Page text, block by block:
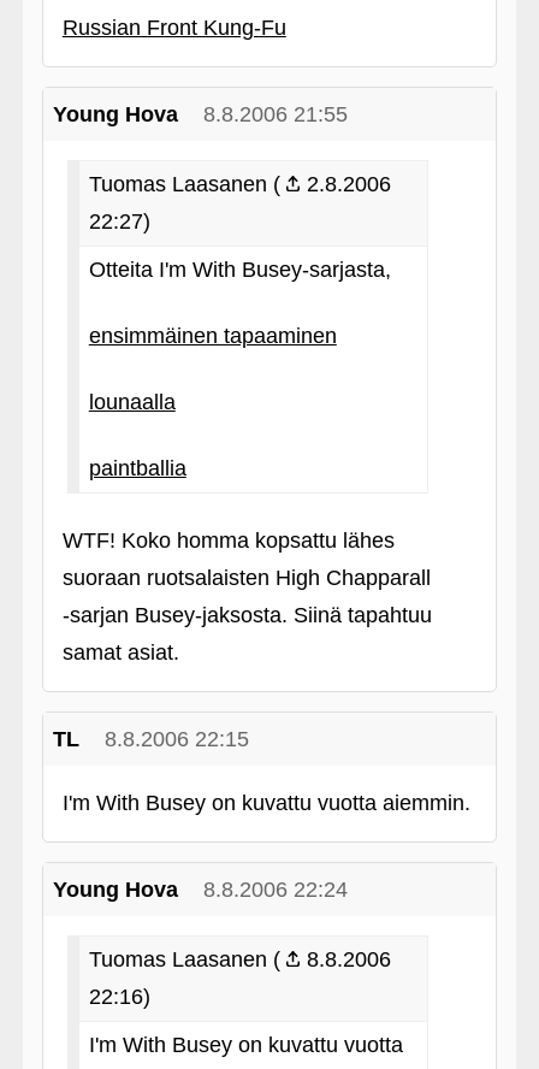
Russian Front Kung-Fu
Young Hova 8.8.2006 21:55
Tuomas Laasanen (
2.8.2006
22:27)
Otteita I'm With Busey-sarjasta,
ensimmäinen tapaaminen
lounaalla
paintballia
WTF! Koko homma kopsattu lähes
suoraan ruotsalaisten High Chapparall
‑sarjan Busey-jaksosta. Siinä tapahtuu
samat asiat.
TL 8.8.2006 22:15
I'm With Busey on kuvattu vuotta aiemmin.
Young Hova 8.8.2006 22:24
Tuomas Laasanen (
8.8.2006
22:16)
I'm With Busey on kuvattu vuotta